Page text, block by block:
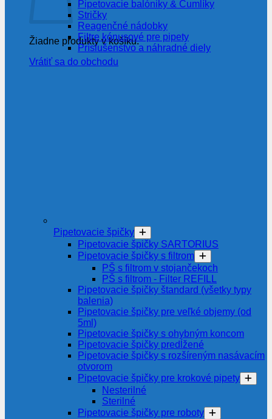
Žiadne produkty v košíku.
Vrátiť sa do obchodu
Pipetovacie balóniky & Cumlíky
Stričky
Reagenčné nádobky
Filtre kónusové pre pipety
Príslušenstvo a náhradné diely
Pipetovacie špičky
Pipetovacie špičky SARTORIUS
Pipetovacie špičky s filtrom
PŠ s filtrom v stojančekoch
PŠ s filtrom - Filter REFILL
Pipetovacie špičky štandard (všetky typy
balenia)
Pipetovacie špičky pre veľké objemy (od
5ml)
Pipetovacie špičky s ohybným koncom
Pipetovacie špičky predĺžené
Pipetovacie špičky s rozšíreným nasávacím
otvorom
Pipetovacie špičky pre krokové pipety
Nesterilné
Sterilné
Pipetovacie špičky pre roboty